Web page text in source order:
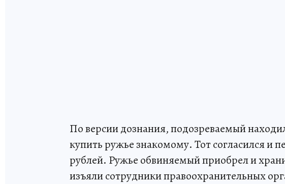
По версии дознания, подозреваемый
купить ружье знакомому. Тот согласился и
рублей. Ружье обвиняемый приобрел и
изъяли сотрудники правоохранительных